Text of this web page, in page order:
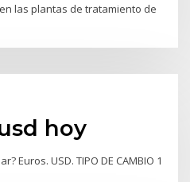
las plantas de tratamiento de
hoy
Euros. USD. TIPO DE CAMBIO 1